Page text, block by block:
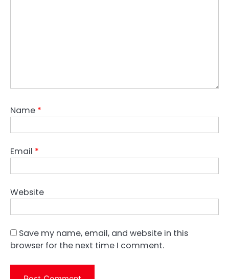
Name *
Email *
Website
Save my name, email, and website in this
browser for the next time I comment.